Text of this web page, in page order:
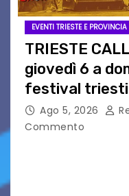
EVENTI TRIESTE E PROVINCIA
TRIESTE
giovedì 6 a
festival
Springsteen
Ago 5, 2026
Commento